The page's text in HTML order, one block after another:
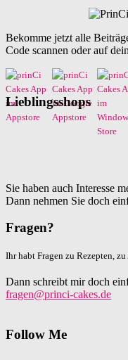
Bekomme jetzt alle
Code scannen oder auf
Lieblingsshops
Sie haben auch Interesse
Dann nehmen Sie doch
Fragen?
Ihr habt Fragen zu Rezepten,
Dann schreibt mir doch
fragen@princi-cakes.de
Follow Me